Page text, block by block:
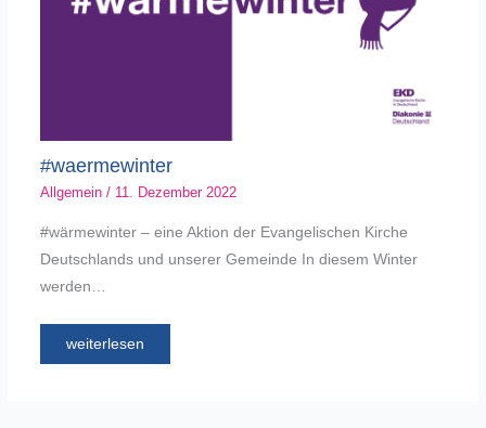
#waermewinter
Allgemein/ 11. Dezember 2022
#wärmewinter – eine Aktion der Evangelischen Kirche
Deutschlands und unserer Gemeinde In diesem Winter
werden…
weiterlesen